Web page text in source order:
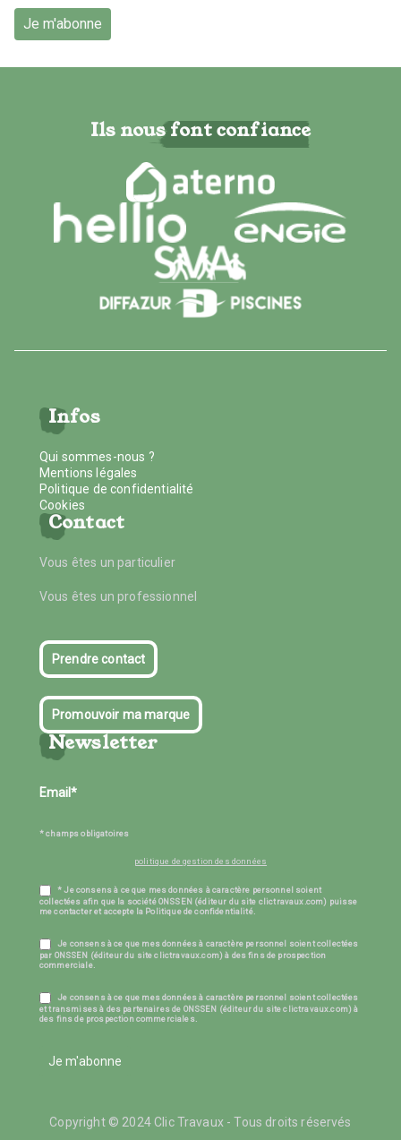
Je m'abonne
Ils nous font confiance
Infos
Qui sommes-nous ?
Mentions légales
Politique de confidentialité
Cookies
Contact
Vous êtes un particulier
Vous êtes un professionnel
Prendre contact
Promouvoir ma marque
Newsletter
* champs obligatoires
politique de gestion des données
* Je consens à ce que mes données à caractère personnel soient
collectées afin que la société ONSSEN (éditeur du site clictravaux.com) puisse
me contacter et accepte la Politique de confidentialité.
Je consens à ce que mes données à caractère personnel soient collectées
par ONSSEN (éditeur du site clictravaux.com) à des fins de prospection
commerciale.
Je consens à ce que mes données à caractère personnel soient collectées
et transmises à des partenaires de ONSSEN (éditeur du site clictravaux.com) à
des fins de prospection commerciales.
Je m'abonne
Copyright © 2024 Clic Travaux - Tous droits réservés